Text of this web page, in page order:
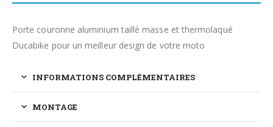
Porte couronne aluminium taillé masse et thermolaqué
Ducabike pour un meilleur design de votre moto
INFORMATIONS COMPLÉMENTAIRES
MONTAGE